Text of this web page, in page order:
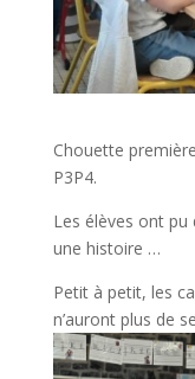
Chouette
P3P4.
Les élèves ont pu
une histoire …
Petit à petit, les
n’auront plus de